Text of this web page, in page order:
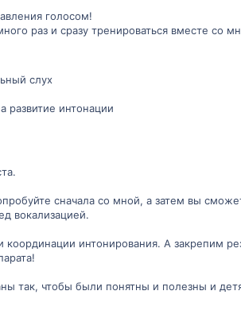
голосом!
раз и сразу тренироваться вместе со
слух
развитие интонации
сначала со мной, а затем вы
вокализацией.
интонирования. А закрепим
так, чтобы были понятны и полезны и